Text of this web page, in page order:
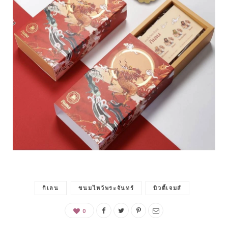
กิเลน ขนมไหว้พระจันทร์ บิวตี้เจมส์
0